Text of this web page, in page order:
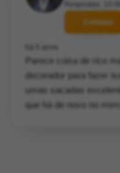
Respostas:
Contatar
há 5 anos
Parece coisa de rico
decorador para fazer
umas sacadas
que há de novo no